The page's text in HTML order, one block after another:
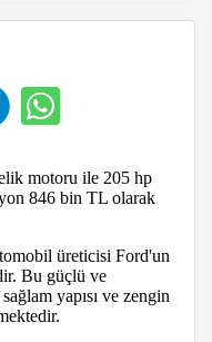
motoru ile 205 hp
846 bin TL olarak
üreticisi Ford'un
Bu güçlü ve
yapısı ve zengin